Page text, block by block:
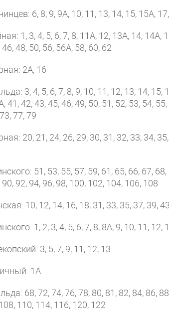
6, 8, 9, 9А, 10, 11, 13, 14, 15, 15А,
1, 3, 4, 5, 6, 7, 8, 11А, 12, 13А, 14, 14А,
46, 48, 50, 56, 56А, 58, 60, 62
2А, 16
3, 4, 5, 6, 7, 8, 9, 10, 11, 12, 13, 14,
41, 42, 43, 45, 46, 49, 50, 51, 52, 53, 54,
77, 79
20, 21, 24, 26, 29, 30, 31, 32, 33, 34,
51, 53, 55, 57, 59, 61, 65, 66, 67,
90, 92, 94, 96, 98, 100, 102, 104, 106, 108
10, 12, 14, 16, 18, 31, 33, 35, 37, 39,
1, 2, 3, 4, 5, 6, 7, 8, 8А, 9, 10, 11, 12,
3, 5, 7, 9, 11, 12, 13
1А
68, 72, 74, 76, 78, 80, 81, 82, 84, 86,
110, 114, 116, 120, 122